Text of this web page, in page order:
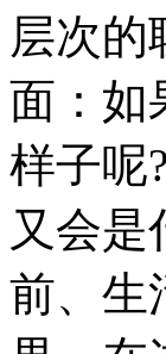
层次的
面：如
样子呢
又会是
前、生